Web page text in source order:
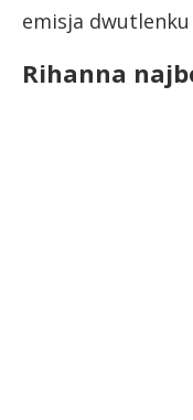
emisja dwutlenku
Rihanna